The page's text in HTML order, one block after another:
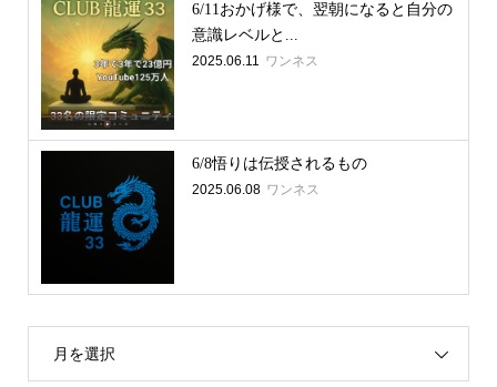
6/11おかげ様で、翌朝になると自分の
意識レベルと...
2025.06.11 ワンネス
6/8悟りは伝授されるもの
2025.06.08 ワンネス
月を選択